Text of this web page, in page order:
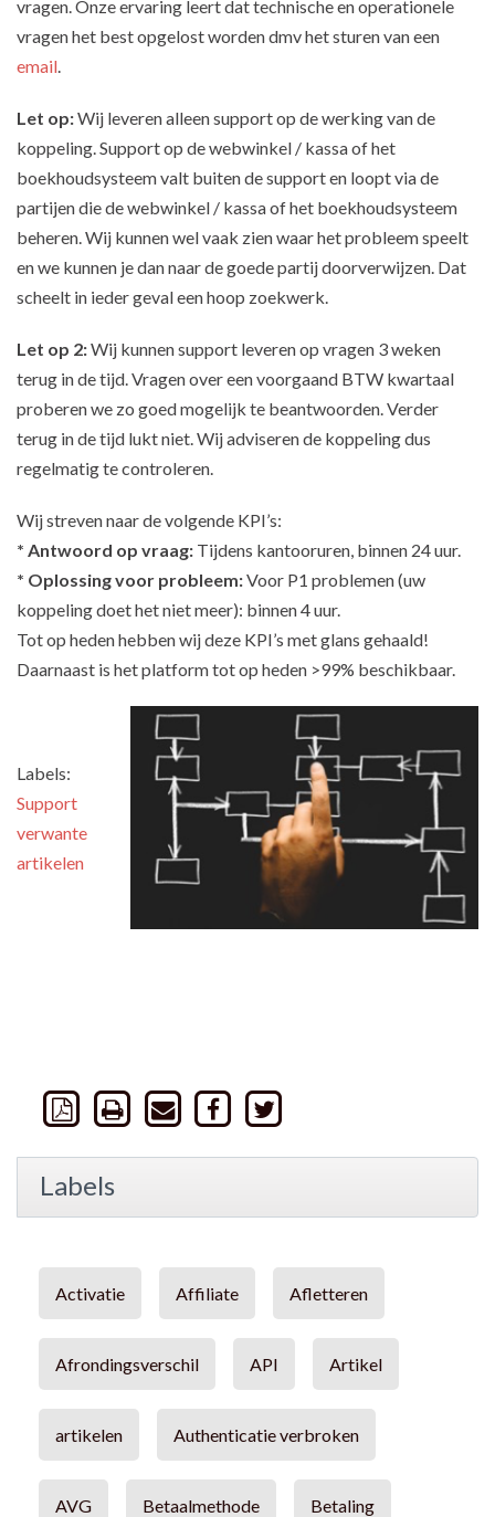
vragen. Onze ervaring leert dat technische en operationele
vragen het best opgelost worden dmv het sturen van een
email.
Let op:Wij leveren alleen support op de werking van de
koppeling. Support op de webwinkel / kassa of het
boekhoudsysteem valt buiten de support en loopt via de
partijen die de webwinkel / kassa of het boekhoudsysteem
beheren. Wij kunnen wel vaak zien waar het probleem speelt
en we kunnen je dan naar de goede partij doorverwijzen. Dat
scheelt in ieder geval een hoop zoekwerk.
Let op 2:Wij kunnen support leveren op vragen 3 weken
terug in de tijd. Vragen over een voorgaand BTW kwartaal
proberen we zo goed mogelijk te beantwoorden. Verder
terug in de tijd lukt niet. Wij adviseren de koppeling dus
regelmatig te controleren.
Wij streven naar de volgende KPI’s:
* Antwoord op vraag: Tijdens kantooruren, binnen 24 uur.
* Oplossing voor probleem:Voor P1 problemen (uw
koppeling doet het niet meer): binnen 4 uur.
Tot op heden hebben wij deze KPI’s met glans gehaald!
Daarnaast is het platform tot op heden >99% beschikbaar.
Labels:
Support
verwante
artikelen
Labels
Activatie Affiliate Afletteren
Afrondingsverschil API Artikel
artikelen Authenticatie verbroken
AVG Betaalmethode Betaling